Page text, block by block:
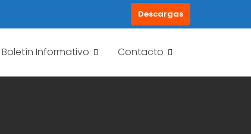
Descargas
Boletín Informativo Contacto